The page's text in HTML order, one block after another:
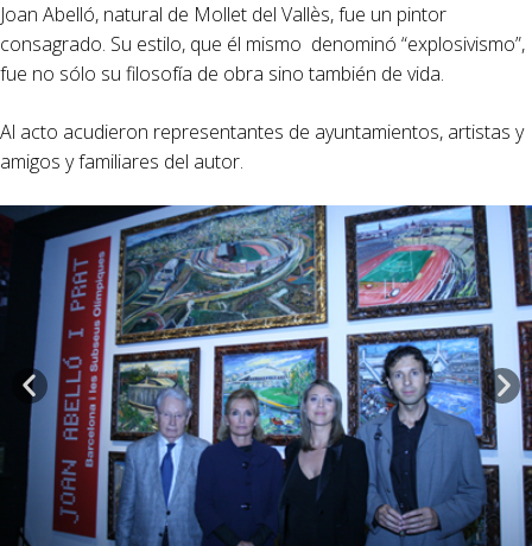
Joan Abelló, natural de Mollet del Vallès, fue un pintor
consagrado. Su estilo, que él mismo denominó “explosivismo”,
fue no sólo su filosofía de obra sino también de vida.
Al acto acudieron representantes de ayuntamientos, artistas y
amigos y familiares del autor.